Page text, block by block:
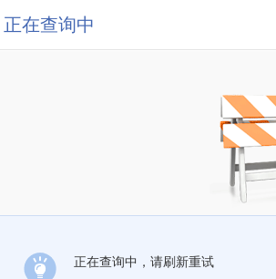
正在查询中
正在查询中，请刷新重试